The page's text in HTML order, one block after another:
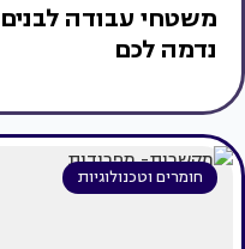
משטחי עבודה
נדמה לכם
חומרים וטכנולוגיות